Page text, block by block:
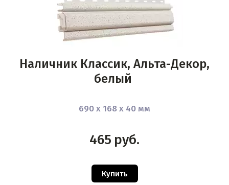
Наличник Классик, Альта-Декор,
белый
690 х 168 х 40 мм
465 руб.
Купить